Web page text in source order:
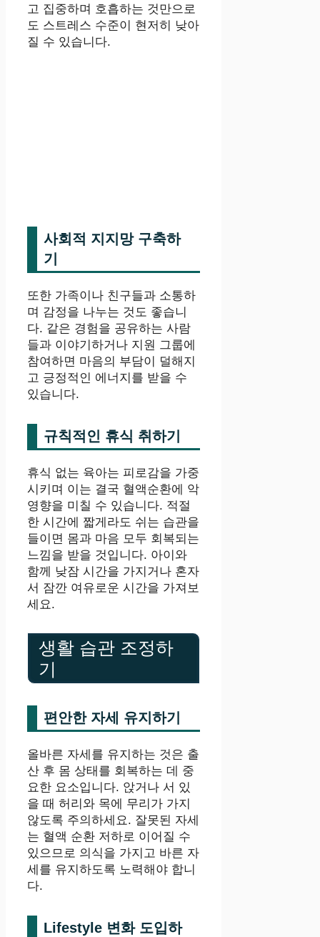
고 집중하며 호흡하는 것만으로
도 스트레스 수준이 현저히 낮아
질 수 있습니다.
사회적 지지망 구축하
기
또한 가족이나 친구들과 소통하
며 감정을 나누는 것도 좋습니
다. 같은 경험을 공유하는 사람
들과 이야기하거나 지원 그룹에
참여하면 마음의 부담이 덜해지
고 긍정적인 에너지를 받을 수
있습니다.
규칙적인 휴식 취하기
휴식 없는 육아는 피로감을 가중
시키며 이는 결국 혈액순환에 악
영향을 미칠 수 있습니다. 적절
한 시간에 짧게라도 쉬는 습관을
들이면 몸과 마음 모두 회복되는
느낌을 받을 것입니다. 아이와
함께 낮잠 시간을 가지거나 혼자
서 잠깐 여유로운 시간을 가져보
세요.
생활 습관 조정하
기
편안한 자세 유지하기
올바른 자세를 유지하는 것은 출
산 후 몸 상태를 회복하는 데 중
요한 요소입니다. 앉거나 서 있
을 때 허리와 목에 무리가 가지
않도록 주의하세요. 잘못된 자세
는 혈액 순환 저하로 이어질 수
있으므로 의식을 가지고 바른 자
세를 유지하도록 노력해야 합니
다.
Lifestyle 변화 도입하